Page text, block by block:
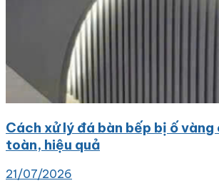
Cách xử lý đá bàn bếp bị ố vàng
toàn, hiệu quả
21/07/2026